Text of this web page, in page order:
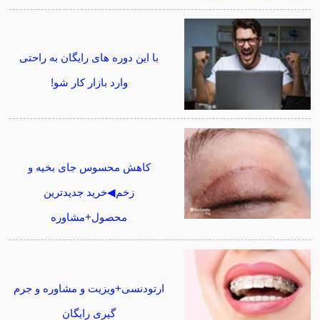
با این دوره های رایگان به راحتی
وارد بازار کار شو!
کاهش محسوس جای بخیه و
زخم◀خرید جدیدترین
محصول+مشاوره
ارتودنسی+ویزیت و مشاوره و جرم
گیری رایگان